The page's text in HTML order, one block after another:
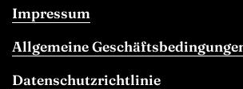
Impressum
Allgemeine
Datenschutzrichtlinie